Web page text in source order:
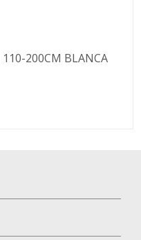
110-200CM BLANCA